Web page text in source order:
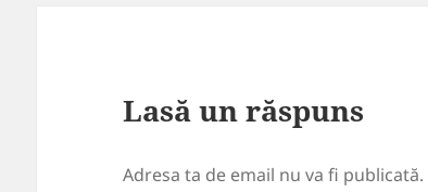
Lasă un răspuns
Adresa ta de email nu va fi publicată.